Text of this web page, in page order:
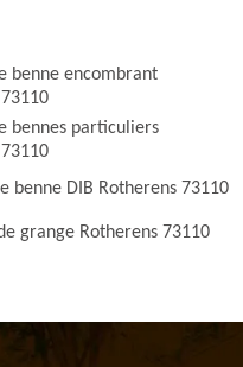
benne encombrant
bennes particuliers
benne DIB Rotherens 73110
grange Rotherens 73110